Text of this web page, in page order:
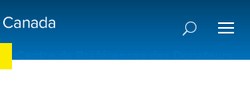
Centre de Préférences des Donateurs